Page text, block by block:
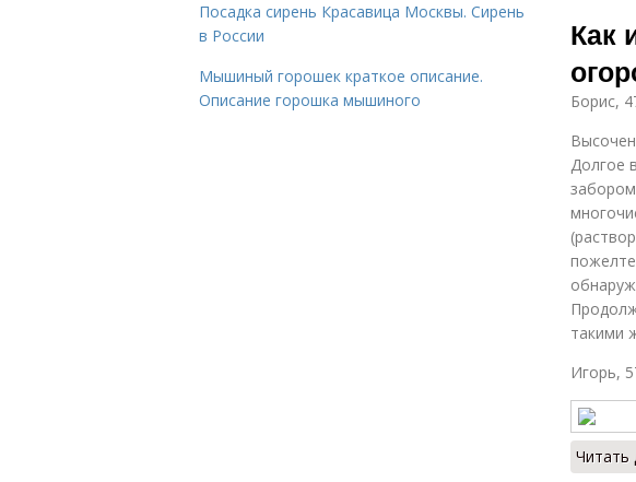
Как
Борис,
Долгое
такими
Игорь,
Посадка сирень Красавица Москвы. Сирень
в России
Мышиный горошек краткое описание.
Описание горошка мышиного